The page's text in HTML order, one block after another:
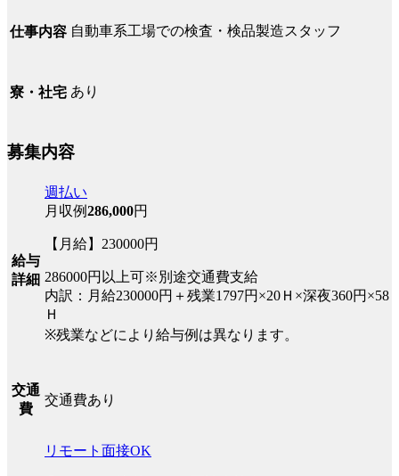
仕事内容 自動車系工場での検査・検品製造スタッフ
寮・社宅 あり
募集内容
給与
詳細
週払い
月収例286,000円
【月給】230000円
286000円以上可※別途交通費支給
内訳：月給230000円＋残業1797円×20Ｈ×深夜360円×58
Ｈ
※残業などにより給与例は異なります。
交通
費
交通費あり
リモート面接OK